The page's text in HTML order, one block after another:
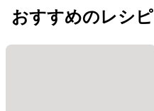
おすすめのレシピ